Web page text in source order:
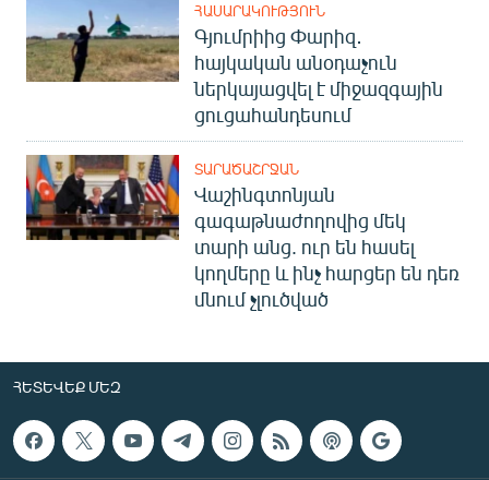
ՀԱՍԱՐԱԿՈՒԹՅՈՒՆ
Գյումրիից Փարիզ․
հայկական անօդաչուն
ներկայացվել է միջազգային
ցուցահանդեսում
ՏԱՐԱԾԱՇՐՋԱՆ
Վաշինգտոնյան
գագաթնաժողովից մեկ
տարի անց. ուր են հասել
կողմերը և ինչ հարցեր են դեռ
մնում չլուծված
ՀԵՏԵՎԵՔ ՄԵԶ